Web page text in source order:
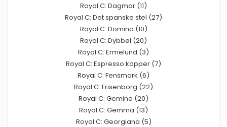
Royal C: Dagmar (11)
Royal C: Det spanske stel (27)
Royal C: Domino (10)
Royal C: Dybbøl (20)
Royal C: Ermelund (3)
Royal C: Espresso kopper (7)
Royal C: Fensmark (6)
Royal C: Frisenborg (22)
Royal C: Gemina (20)
Royal C: Gemma (13)
Royal C: Georgiana (5)